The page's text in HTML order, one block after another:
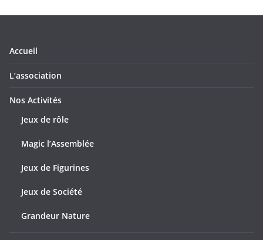
Accueil
L’association
Nos Activités
Jeux de rôle
Magic l’Assemblée
Jeux de Figurines
Jeux de Société
Grandeur Nature